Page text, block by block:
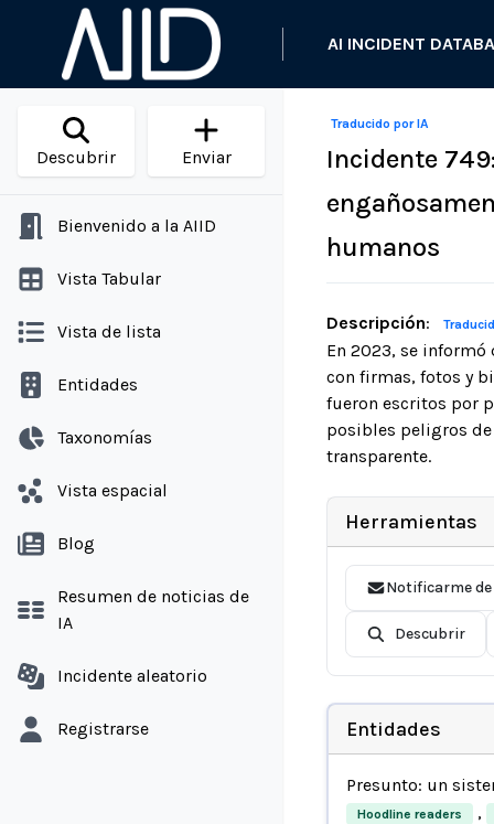
AI INCIDENT
Descubrir Enviar
Bienvenido a la AIID
Vista Tabular
Vista de lista
Entidades
Taxonomías
Vista espacial
Blog
Resumen de noticias de
IA
Incidente aleatorio
Registrarse
Traducido por IA
Incidente
humanos
Descripción:
En 2023, se
con firmas, fotos y
fueron escritos por
posibles peligros de
transparente.
Herramientas
Notificarme
Descubrir
Entidades
Presunto: un
Hoodline readers ,